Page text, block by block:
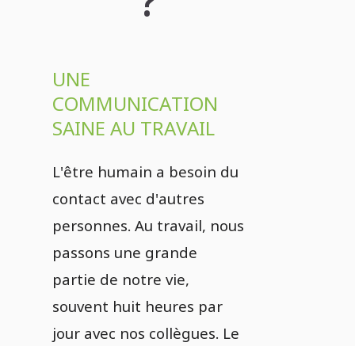
UNE
COMMUNICATION
SAINE AU TRAVAIL
L'être humain a besoin du
contact avec d'autres
personnes. Au travail, nous
passons une grande
partie de notre vie,
souvent huit heures par
jour avec nos collègues. Le